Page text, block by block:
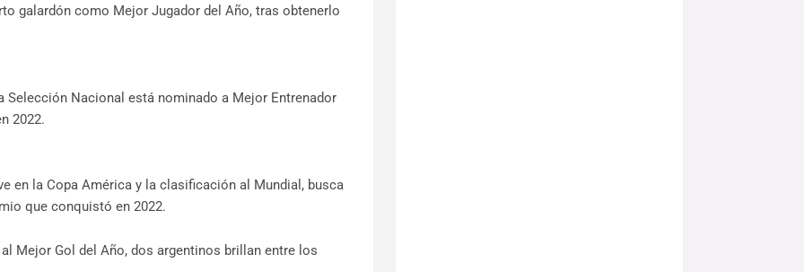
galardón como Mejor Jugador del Año, tras obtenerlo
Selección Nacional está nominado a Mejor Entrenador
2022.
en la Copa América y la clasificación al Mundial, busca
que conquistó en 2022.
Mejor Gol del Año, dos argentinos brillan entre los